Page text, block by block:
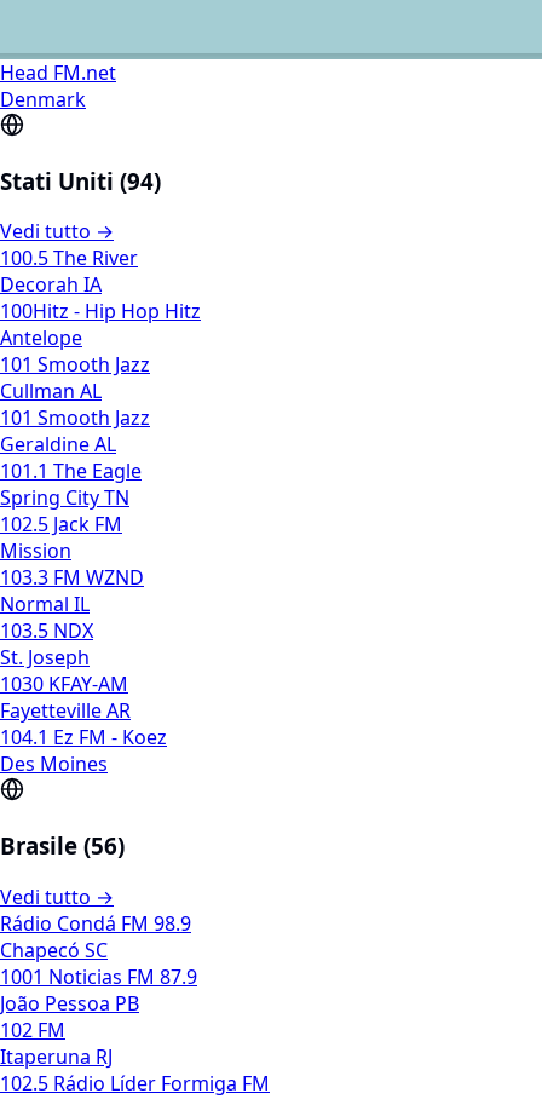
Head FM.net
Denmark
Stati Uniti (94)
Vedi tutto →
100.5 The River
Decorah IA
100Hitz - Hip Hop Hitz
Antelope
101 Smooth Jazz
Cullman AL
101 Smooth Jazz
Geraldine AL
101.1 The Eagle
Spring City TN
102.5 Jack FM
Mission
103.3 FM WZND
Normal IL
103.5 NDX
St. Joseph
1030 KFAY-AM
Fayetteville AR
104.1 Ez FM - Koez
Des Moines
Brasile (56)
Vedi tutto →
Rádio Condá FM 98.9
Chapecó SC
1001 Noticias FM 87.9
João Pessoa PB
102 FM
Itaperuna RJ
102.5 Rádio Líder Formiga FM